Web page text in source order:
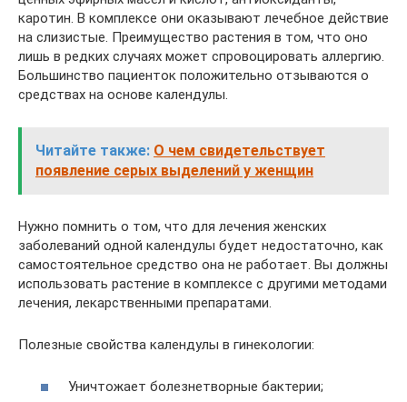
каротин. В комплексе они оказывают лечебное действие
на слизистые. Преимущество растения в том, что оно
лишь в редких случаях может спровоцировать аллергию.
Большинство пациенток положительно отзываются о
средствах на основе календулы.
Читайте также: О чем свидетельствует
появление серых выделений у женщин
Нужно помнить о том, что для лечения женских
заболеваний одной календулы будет недостаточно, как
самостоятельное средство она не работает. Вы должны
использовать растение в комплексе с другими методами
лечения, лекарственными препаратами.
Полезные свойства календулы в гинекологии:
Уничтожает болезнетворные бактерии;